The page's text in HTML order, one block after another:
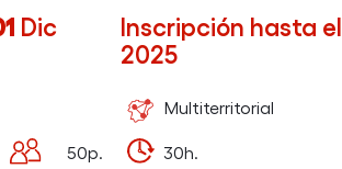
Dic
50p.
Inscripción hasta el
2025
Multiterritorial
30h.